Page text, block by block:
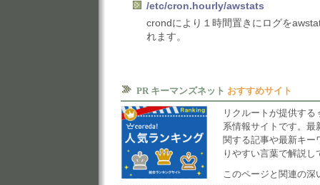
/etc/cron.hourly/awstats
crondにより１時間置きにログを
れます。